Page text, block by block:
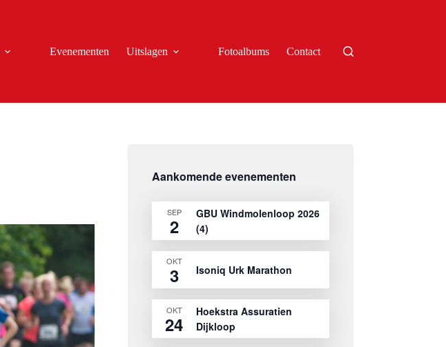
Evenementen Uitslagen Fotoalbums Contact
Aankomende evenementen
SEP
2
GBU Windmolenloop 2026
(4)
OKT
3 Isoniq Urk Marathon
OKT
24
Hoekstra Assuratien
Dijkloop